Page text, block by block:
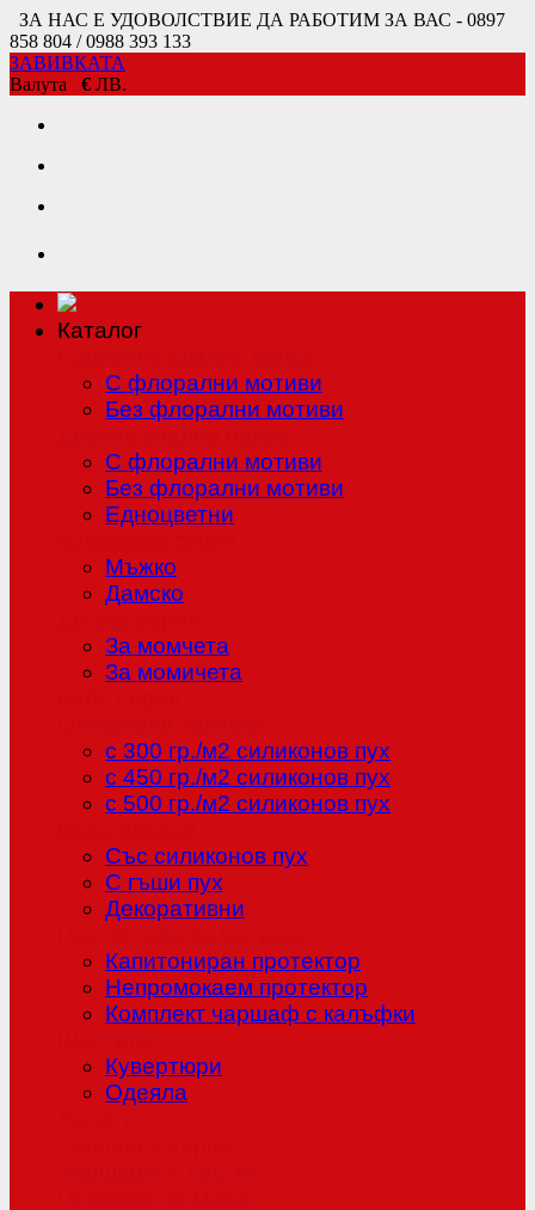
ЗА НАС Е УДОВОЛСТВИЕ ДА РАБОТИМ ЗА ВАС - 0897
858 804 / 0988 393 133
ЗАВИВКАТА
Валута € ЛВ.
Каталог
С флорални мотиви
Без флорални мотиви
С флорални мотиви
Без флорални мотиви
Едноцветни
Мъжко
Дамско
За момчета
За момичета
с 300 гр./м2 силиконов пух
с 450 гр./м2 силиконов пух
с 500 гр./м2 силиконов пух
Със силиконов пух
С гъши пух
Декоративни
Капитониран протектор
Непромокаем протектор
Комплект чаршаф с калъфки
Кувертюри
Одеяла